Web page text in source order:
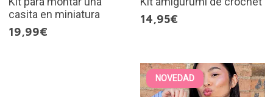
casita en miniatura
19,99€
14,95€
NOVEDAD